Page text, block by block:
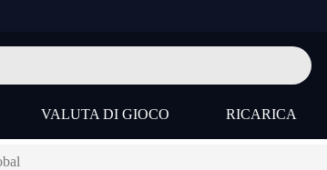
VALUTA DI GIOCO RICARICA